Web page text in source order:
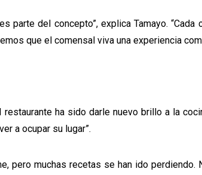
parte del concepto”, explica Tamayo.
que el comensal viva una experiencia
ha sido darle nuevo brillo a la
a ocupar su lugar”.
pero muchas recetas se han ido